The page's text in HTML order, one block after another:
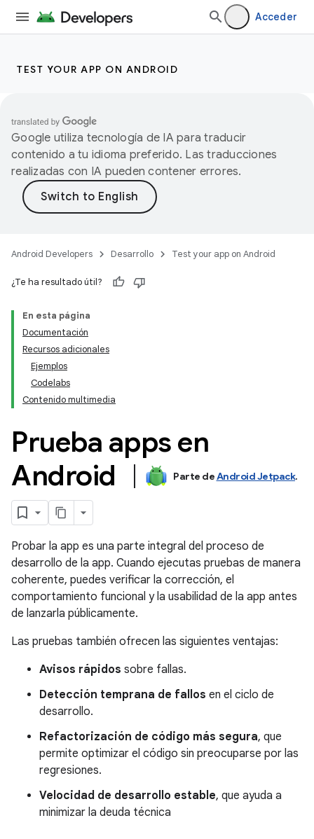
Acceder
TEST YOUR APP ON ANDROID
Google utiliza tecnología de IA para traducir
contenido a tu idioma preferido. Las traducciones
realizadas con IA pueden contener errores.
Android Developers Desarrollo Test your app on Android
¿Te ha resultado útil?
En esta página
Documentación
Recursos adicionales
Ejemplos
Codelabs
Contenido multimedia
Prueba apps en
Android
Parte deAndroid Jetpack.
Probar la app es una parte integral del proceso de
desarrollo de la app. Cuando ejecutas pruebas de manera
coherente, puedes verificar la corrección, el
comportamiento funcional y la usabilidad de la app antes
de lanzarla públicamente.
Las pruebas también ofrecen las siguientes ventajas:
Avisos rápidos sobre fallas.
Detección temprana de fallos en el ciclo de
desarrollo.
Refactorización de código más segura, que
permite optimizar el código sin preocuparse por las
regresiones.
Velocidad de desarrollo estable, que ayuda a
minimizar la deuda técnica